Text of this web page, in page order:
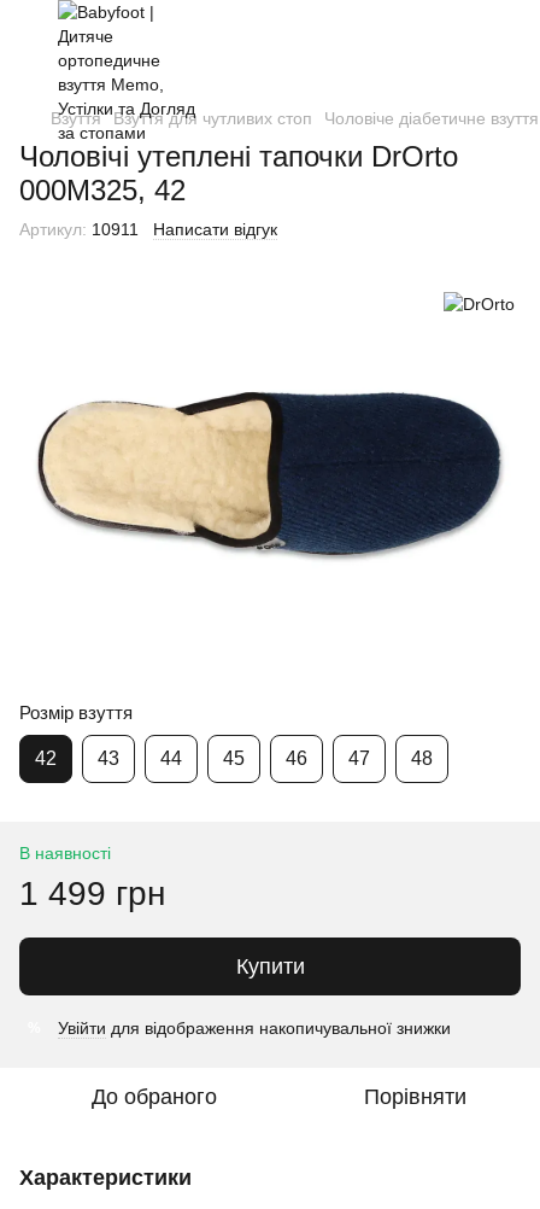
Взуття Взуття для чутливих стоп Чоловіче діабетичне взуття
Чоловічі утеплені тапочки DrOrto
000M325, 42
Артикул: 10911 Написати відгук
Розмір взуття
42 43 44 45 46 47 48
В наявності
1 499 грн
Купити
Увійти для відображення накопичувальної знижки
До обраного Порівняти
Характеристики